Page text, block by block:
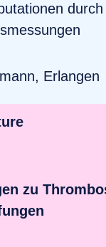
durch
Erlangen
zu